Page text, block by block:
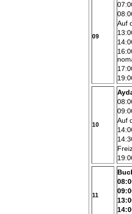
09
Auf
10
Auf
11